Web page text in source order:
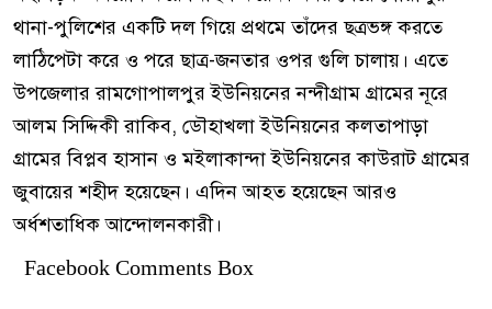
থানা-পুলিশের একটি দল গিয়ে প্রথমে তাঁদের ছত্রভঙ্গ করতে
লাঠিপেটা করে ও পরে ছাত্র-জনতার ওপর গুলি চালায়। এতে
উপজেলার রামগোপালপুর ইউনিয়নের নন্দীগ্রাম গ্রামের নূরে
আলম সিদ্দিকী রাকিব, ডৌহাখলা ইউনিয়নের কলতাপাড়া
গ্রামের বিপ্লব হাসান ও মইলাকান্দা ইউনিয়নের কাউরাট গ্রামের
জুবায়ের শহীদ হয়েছেন। এদিন আহত হয়েছেন আরও
অর্ধশতাধিক আন্দোলনকারী।
Facebook Comments Box